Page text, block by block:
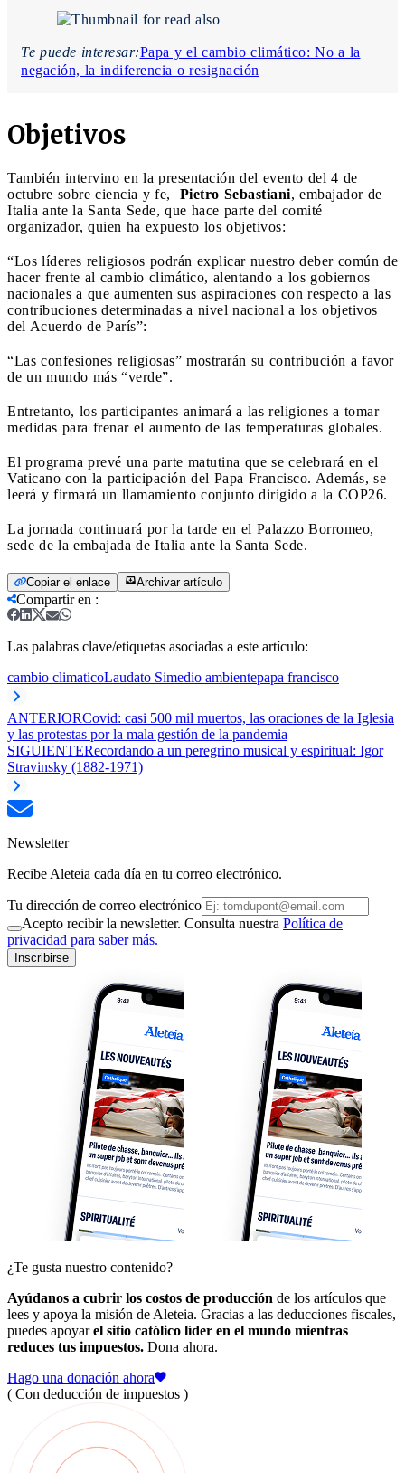
Te puede interesar:Papa y el cambio climático: No a la
negación, la indiferencia o resignación
Objetivos
También intervino en la presentación del evento del 4 de
octubre sobre ciencia y fe, Pietro Sebastiani, embajador de
Italia ante la Santa Sede, que hace parte del comité
organizador, quien ha expuesto los objetivos:
“Los líderes religiosos podrán explicar nuestro deber común de
hacer frente al cambio climático, alentando a los gobiernos
nacionales a que aumenten sus aspiraciones con respecto a las
contribuciones determinadas a nivel nacional a los objetivos
del Acuerdo de París”:
“Las confesiones religiosas” mostrarán su contribución a favor
de un mundo más “verde”.
Entretanto, los participantes animará a las religiones a tomar
medidas para frenar el aumento de las temperaturas globales.
El programa prevé una parte matutina que se celebrará en el
Vaticano con la participación del Papa Francisco. Además, se
leerá y firmará un llamamiento conjunto dirigido a la COP26.
La jornada continuará por la tarde en el Palazzo Borromeo,
sede de la embajada de Italia ante la Santa Sede.
Copiar el enlace Archivar artículo
Compartir en :
Las palabras clave/etiquetas asociadas a este artículo:
cambio climaticoLaudato Simedio ambientepapa francisco
ANTERIORCovid: casi 500 mil muertos, las oraciones de la Iglesia
y las protestas por la mala gestión de la pandemia
SIGUIENTERecordando a un peregrino musical y espiritual: Igor
Stravinsky (1882-1971)
Newsletter
Recibe Aleteia cada día en tu correo electrónico.
Tu dirección de correo electrónico
Acepto recibir la newsletter. Consulta nuestra Política de
privacidad para saber más.
Inscribirse
¿Te gusta nuestro contenido?
Ayúdanos a cubrir los costos de producción de los artículos que
lees y apoya la misión de Aleteia. Gracias a las deducciones fiscales,
puedes apoyarel sitio católico líder en el mundo mientras
reduces tus impuestos. Dona ahora.
Hago una donación ahora
( Con deducción de impuestos )